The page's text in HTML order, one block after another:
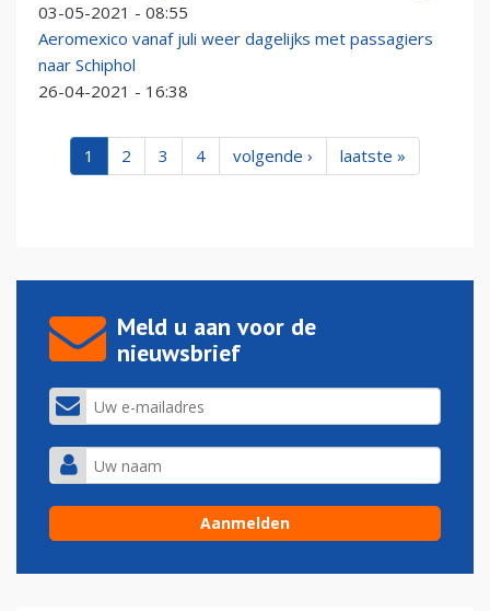
03-05-2021 - 08:55
Aeromexico vanaf juli weer dagelijks met passagiers
naar Schiphol
26-04-2021 - 16:38
1 2 3 4 volgende › laatste »
Meld u aan voor de
nieuwsbrief